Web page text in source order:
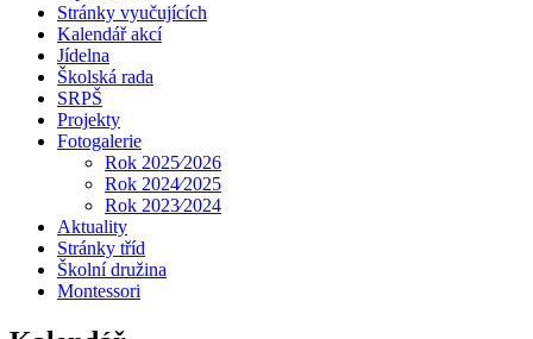
Stránky vyučujících
Kalendář akcí
Jídelna
Školská rada
SRPŠ
Projekty
Fotogalerie
Rok 2025⁄2026
Rok 2024⁄2025
Rok 2023⁄2024
Aktuality
Stránky tříd
Školní družina
Montessori